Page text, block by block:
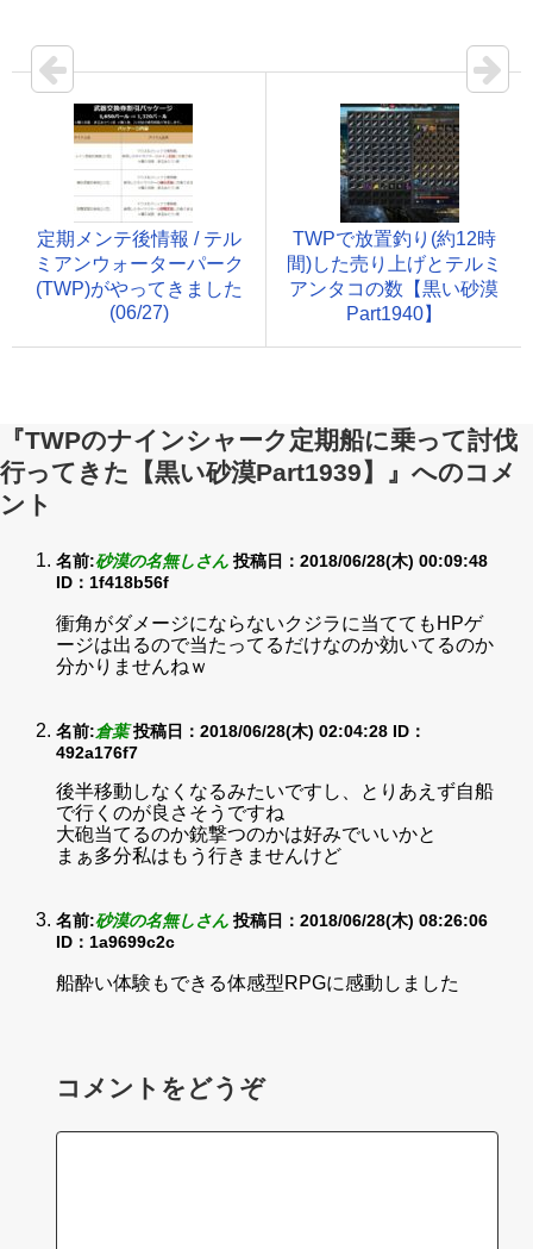
定期メンテ後情報 / テル
ミアンウォーターパーク
(TWP)がやってきました
(06/27)
TWPで放置釣り(約12時
間)した売り上げとテルミ
アンタコの数【黒い砂漠
Part1940】
『TWPのナインシャーク定期船に乗って討伐
行ってきた【黒い砂漠Part1939】』へのコメ
ント
名前:砂漠の名無しさん 投稿日：2018/06/28(木) 00:09:48
ID：1f418b56f
衝角がダメージにならないクジラに当ててもHPゲ
ージは出るので当たってるだけなのか効いてるのか
分かりませんねｗ
名前:倉葉 投稿日：2018/06/28(木) 02:04:28 ID：
492a176f7
後半移動しなくなるみたいですし、とりあえず自船
で行くのが良さそうですね
大砲当てるのか銃撃つのかは好みでいいかと
まぁ多分私はもう行きませんけど
名前:砂漠の名無しさん 投稿日：2018/06/28(木) 08:26:06
ID：1a9699c2c
船酔い体験もできる体感型RPGに感動しました
コメントをどうぞ